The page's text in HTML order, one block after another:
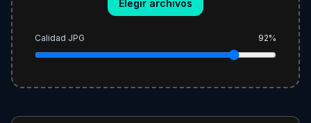
Elegir archivos
Calidad JPG 92%